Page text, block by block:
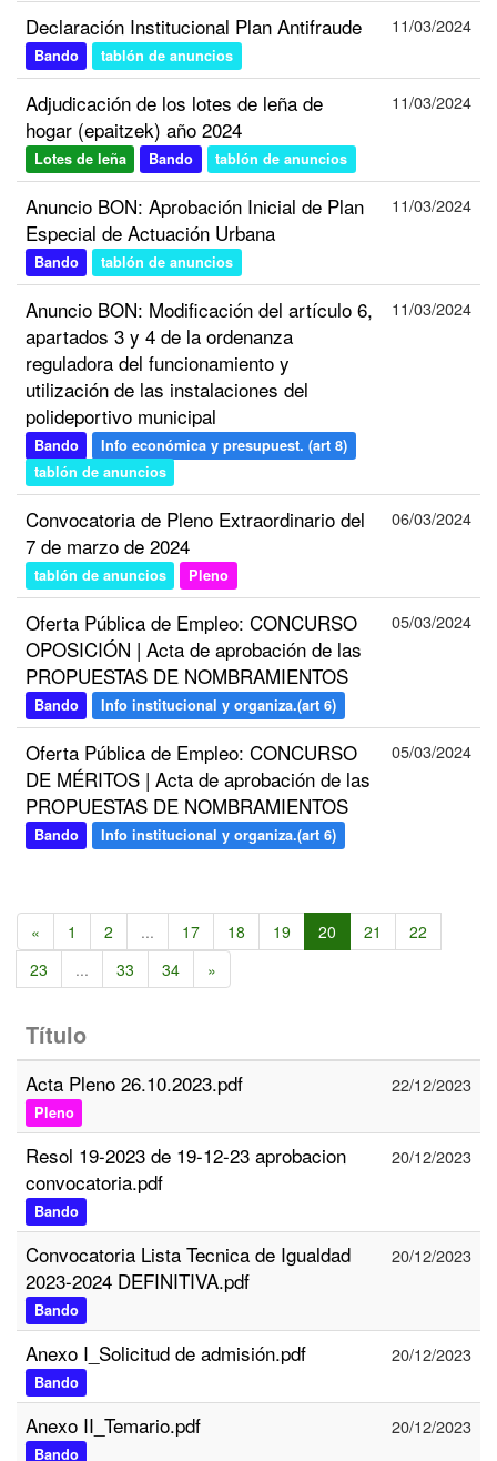
Declaración Institucional Plan Antifraude
Bando tablón de anuncios
11/03/2024
Adjudicación de los lotes de leña de
hogar (epaitzek) año 2024
Lotes de leña Bando tablón de anuncios
11/03/2024
Anuncio BON: Aprobación Inicial de Plan
Especial de Actuación Urbana
Bando tablón de anuncios
11/03/2024
Anuncio BON: Modificación del artículo 6,
apartados 3 y 4 de la ordenanza
reguladora del funcionamiento y
utilización de las instalaciones del
polideportivo municipal
Bando
Info económica y presupuest. (art 8)
tablón de anuncios
11/03/2024
Convocatoria de Pleno Extraordinario del
7 de marzo de 2024
tablón de anuncios Pleno
06/03/2024
Oferta Pública de Empleo: CONCURSO
OPOSICIÓN | Acta de aprobación de las
PROPUESTAS DE NOMBRAMIENTOS
Bando Info institucional y organiza.(art 6)
05/03/2024
Oferta Pública de Empleo: CONCURSO
DE MÉRITOS | Acta de aprobación de las
PROPUESTAS DE NOMBRAMIENTOS
Bando Info institucional y organiza.(art 6)
05/03/2024
« 1 2 ... 17 18 19 20 21
22
23
... 33 34 »
Título
Acta Pleno 26.10.2023.pdf
Pleno
22/12/2023
Resol 19-2023 de 19-12-23 aprobacion
convocatoria.pdf
Bando
20/12/2023
Convocatoria Lista Tecnica de Igualdad
2023-2024 DEFINITIVA.pdf
Bando
20/12/2023
Anexo I_Solicitud de admisión.pdf
Bando
20/12/2023
Anexo II_Temario.pdf
Bando
20/12/2023